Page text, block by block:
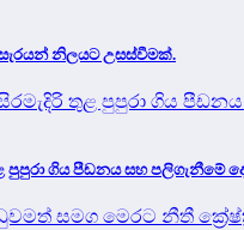
නිලයට උසස්වීමක්.
පුපුරා ගිය පීඩනය සහ පලිගැනීමේ